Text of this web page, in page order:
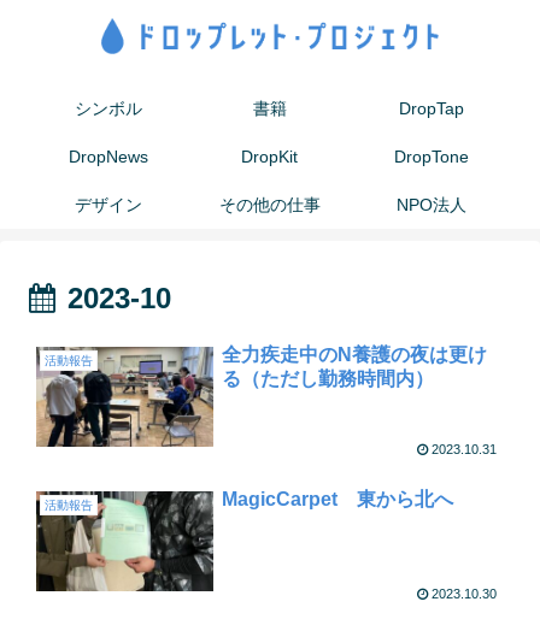
シンボル 書籍 DropTap
DropNews DropKit DropTone
デザイン その他の仕事 NPO法人
2023-10
活動報告
全力疾走中のN養護の夜は更け
る（ただし勤務時間内）
2023.10.31
活動報告 MagicCarpet 東から北へ
2023.10.30